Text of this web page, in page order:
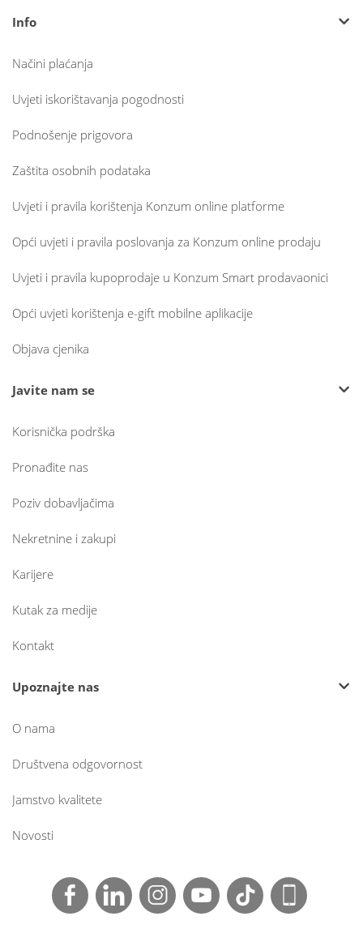
Info
Načini plaćanja
Uvjeti iskorištavanja pogodnosti
Podnošenje prigovora
Zaštita osobnih podataka
Uvjeti i pravila korištenja Konzum online platforme
Opći uvjeti i pravila poslovanja za Konzum online prodaju
Uvjeti i pravila kupoprodaje u Konzum Smart prodavaonici
Opći uvjeti korištenja e-gift mobilne aplikacije
Objava cjenika
Javite nam se
Korisnička podrška
Pronađite nas
Poziv dobavljačima
Nekretnine i zakupi
Karijere
Kutak za medije
Kontakt
Upoznajte nas
O nama
Društvena odgovornost
Jamstvo kvalitete
Novosti